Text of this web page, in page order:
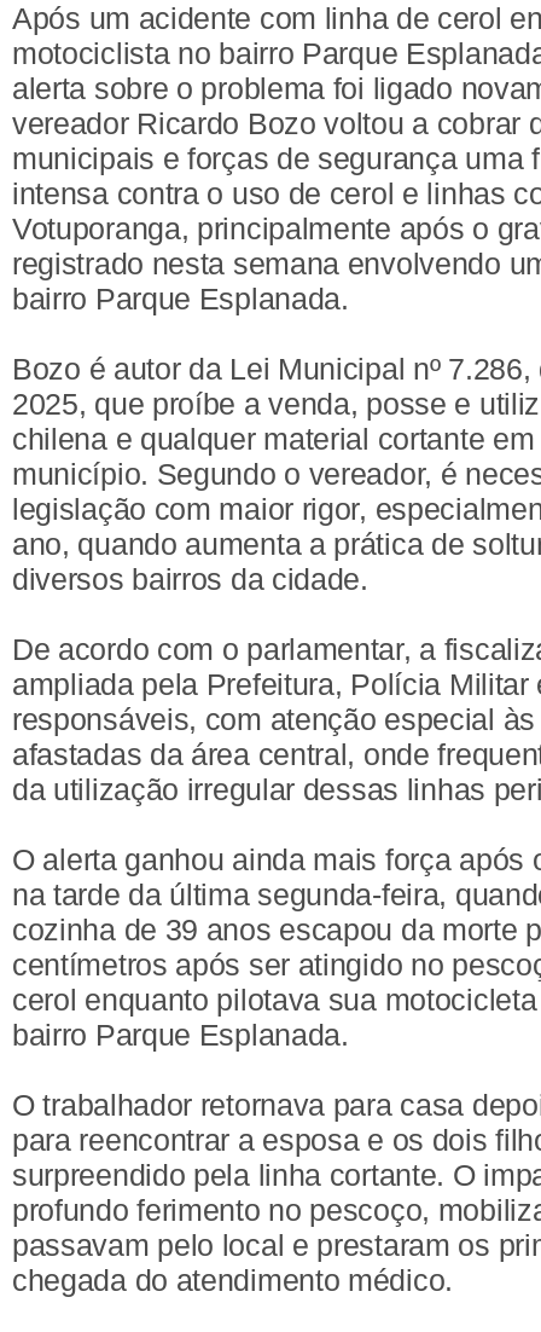
Após um acidente com linha de cerol
motociclista no bairro Parque
alerta sobre o problema foi ligado
vereador Ricardo Bozo voltou a cobrar
municipais e forças de segurança uma
intensa contra o uso de cerol e linhas
Votuporanga, principalmente após o
registrado nesta semana envolvendo
bairro Parque Esplanada.
Bozo é autor da Lei Municipal nº
2025, que proíbe a venda, posse e
chilena e qualquer material cortante
município. Segundo o vereador, é
legislação com maior rigor,
ano, quando aumenta a prática de
diversos bairros da cidade.
De acordo com o parlamentar, a
ampliada pela Prefeitura, Polícia Militar
responsáveis, com atenção especial
afastadas da área central, onde
da utilização irregular dessas linhas
O alerta ganhou ainda mais força após
na tarde da última segunda-feira,
cozinha de 39 anos escapou da morte
centímetros após ser atingido no
cerol enquanto pilotava sua
bairro Parque Esplanada.
O trabalhador retornava para casa
para reencontrar a esposa e os dois
surpreendido pela linha cortante. O
profundo ferimento no pescoço,
passavam pelo local e prestaram os
chegada do atendimento médico.